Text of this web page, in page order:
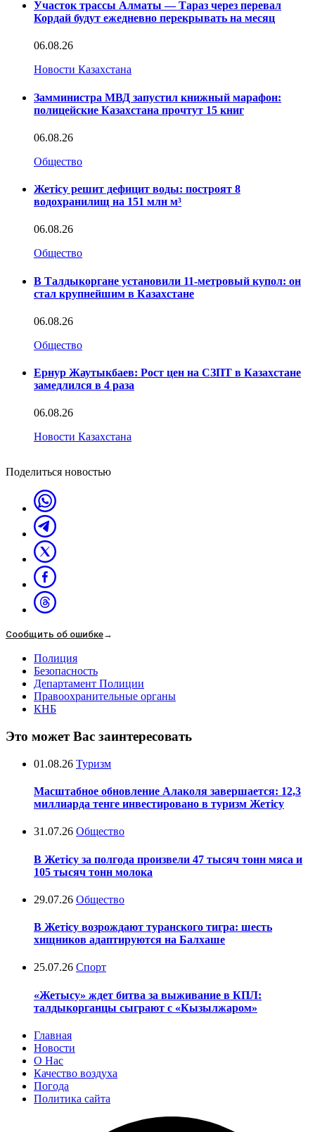
Участок трассы Алматы — Тараз через перевал
Кордай будут ежедневно перекрывать на месяц
06.08.26
Новости Казахстана
Замминистра МВД запустил книжный марафон:
полицейские Казахстана прочтут 15 книг
06.08.26
Общество
Жетісу решит дефицит воды: построят 8
водохранилищ на 151 млн м³
06.08.26
Общество
В Талдыкоргане установили 11-метровый купол: он
стал крупнейшим в Казахстане
06.08.26
Общество
Ернур Жаутыкбаев: Рост цен на СЗПТ в Казахстане
замедлился в 4 раза
06.08.26
Новости Казахстана
Поделиться новостью
Сообщить об ошибке→
Полиция
Безопасность
Департамент Полиции
Правоохранительные органы
КНБ
Это может Вас заинтересовать
01.08.26 Туризм
Масштабное обновление Алаколя завершается: 12,3
миллиарда тенге инвестировано в туризм Жетісу
31.07.26 Общество
В Жетісу за полгода произвели 47 тысяч тонн мяса и
105 тысяч тонн молока
29.07.26 Общество
В Жетісу возрождают туранского тигра: шесть
хищников адаптируются на Балхаше
25.07.26 Спорт
«Жетысу» ждет битва за выживание в КПЛ:
талдыкорганцы сыграют с «Кызылжаром»
Главная
Новости
О Нас
Качество воздуха
Погода
Политика сайта